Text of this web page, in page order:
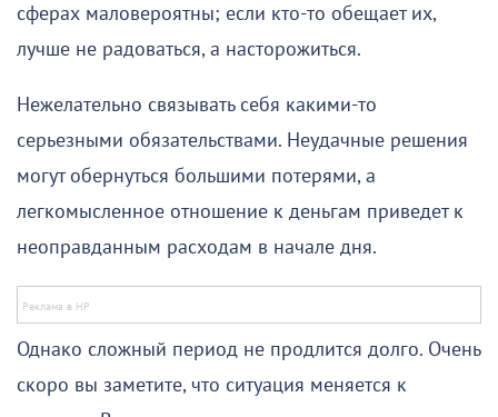
сферах маловероятны; если кто-то обещает их,
лучше не радоваться, а насторожиться.
Нежелательно связывать себя какими-то
серьезными обязательствами. Неудачные решения
могут обернуться большими потерями, а
легкомысленное отношение к деньгам приведет к
неоправданным расходам в начале дня.
Однако сложный период не продлится долго. Очень
скоро вы заметите, что ситуация меняется к